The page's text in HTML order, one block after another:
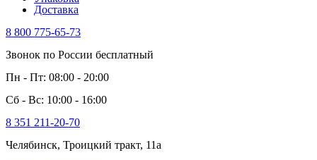
Доставка
8 800 775-65-73
Звонок по России бесплатный
Пн - Пт: 08:00 - 20:00
Сб - Вс: 10:00 - 16:00
8 351 211-20-70
Челябинск, Троицкий тракт, 11а